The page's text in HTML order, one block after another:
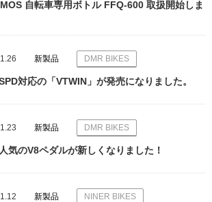
自転車専用ボトル FFQ-600 取扱開始しま
新製品 DMR BIKES
対応の「VTWIN」が発売になりました。
新製品 DMR BIKES
気のV8ペダルが新しくなりました！
新製品 NINER BIKES